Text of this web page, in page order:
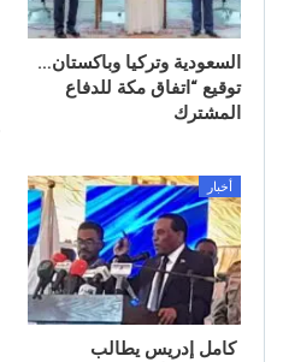
السعودية وتركيا وباكستان…
توقيع “اتفاق مكة للدفاع
المشترك
أخبار
كامل إدريس يطالب